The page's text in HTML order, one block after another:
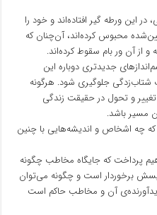
این ورطه گیر افتاده‌اند و خود را
محبوس کرده‌اند، آن‌چنان که
از آن ور بام سقوط کرده‌اند.
جدیدتری دوباره این
شتاب‌زدگی جلوگیری شود. هرگونه
و تحول در حقیقت زندگی
مسیر باشد.
که چه اشخاص و اندیشه‌هایی با چنین
پرداخت که جایگاه مخاطب چگونه
برخوردار است و چگونه می‌توان
آن و مخاطب حاکم است